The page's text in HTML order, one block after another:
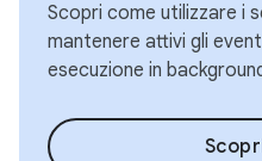
Scopri come utilizzare i
mantenere attivi gli
esecuzione in